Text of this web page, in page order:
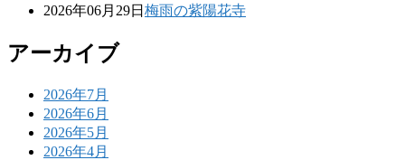
2026年06月29日 梅雨の紫陽花寺
アーカイブ
2026年7月
2026年6月
2026年5月
2026年4月